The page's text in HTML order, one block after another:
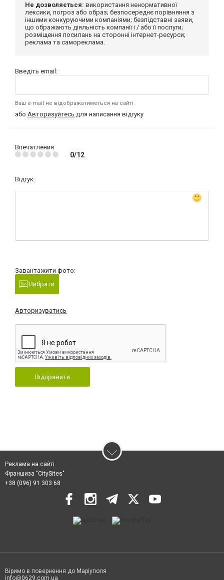
Не дозволяється: використання ненормативної
лексики, погроз або образ; безпосереднє порівняння з
іншими конкуруючими компаніями; безпідставні заяви,
що ображають діяльність компанії і / або її послуги;
розміщення посилань на сторонні інтернет-ресурси;
реклама та самореклама.
Введіть email:
Ваш e-mail не відображатиметься на сайті
або Авторизуйтесь для написання відгуку
Впечатления
0/12
Відгук:
Завантажити фото:
Вибрати
Авторизуватись
Відправити
Реклама на сайті
Франшиза "CitySites"
+38 (096) 91 303 68
Віримо в повернення до Маріуполя
info@0629.com.ua